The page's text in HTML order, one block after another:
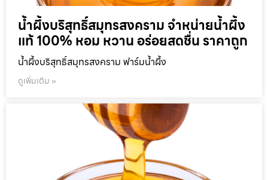
น้ำผึ้งบริสุทธิ์สมุทรสงคราม จำหน่ายน้ำผึ้ง
แท้ 100% หอม หวาน อร่อยสดชื่น ราคาถูก
น้ำผึ้งบริสุทธิ์สมุทรสงคราม ฟาร์มน้ำผึ้ง
ดูเพิ่มเติม »